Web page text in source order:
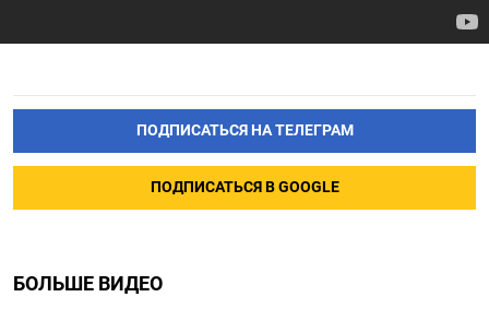
ПОДПИСАТЬСЯ НА ТЕЛЕГРАМ
ПОДПИСАТЬСЯ В GOOGLE
БОЛЬШЕ ВИДЕО